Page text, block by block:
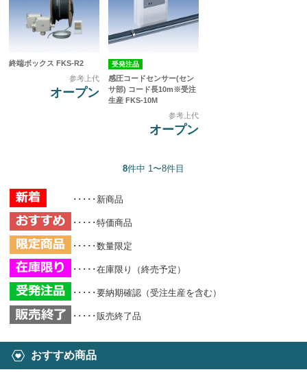
終端ボックス FKS-R2
参考上代
オープン
受発注品
感圧コードセンサー(セン
サ部) コード長10m※受注
生産 FKS-10M
参考上代
オープン
8件中 1〜8件目
･････新商品
･････特価商品
･････数量限定
･････在庫限り（終売予定）
･････要納期確認（受注生産を含む）
･････販売終了品
おすすめ商品